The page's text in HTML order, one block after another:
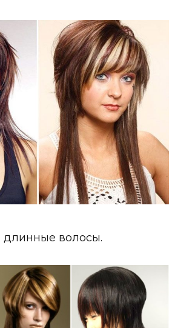
волосы.